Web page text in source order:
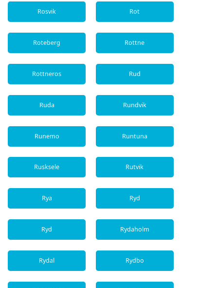
Rosvik Rot
Roteberg Rottne
Rottneros Rud
Ruda Rundvik
Runemo Runtuna
Rusksele Rutvik
Rya Ryd
Ryd Rydaholm
Rydal Rydbo